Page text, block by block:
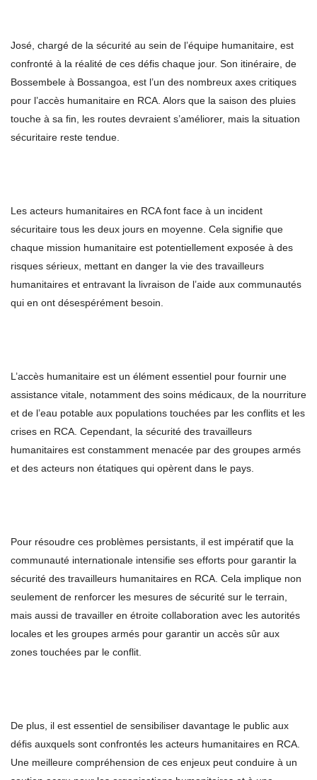
José, chargé de la sécurité au sein de l’équipe humanitaire, est
confronté à la réalité de ces défis chaque jour. Son itinéraire, de
Bossembele à Bossangoa, est l’un des nombreux axes critiques
pour l’accès humanitaire en RCA. Alors que la saison des pluies
touche à sa fin, les routes devraient s’améliorer, mais la situation
sécuritaire reste tendue.
Les acteurs humanitaires en RCA font face à un incident
sécuritaire tous les deux jours en moyenne. Cela signifie que
chaque mission humanitaire est potentiellement exposée à des
risques sérieux, mettant en danger la vie des travailleurs
humanitaires et entravant la livraison de l’aide aux communautés
qui en ont désespérément besoin.
L’accès humanitaire est un élément essentiel pour fournir une
assistance vitale, notamment des soins médicaux, de la nourriture
et de l’eau potable aux populations touchées par les conflits et les
crises en RCA. Cependant, la sécurité des travailleurs
humanitaires est constamment menacée par des groupes armés
et des acteurs non étatiques qui opèrent dans le pays.
Pour résoudre ces problèmes persistants, il est impératif que la
communauté internationale intensifie ses efforts pour garantir la
sécurité des travailleurs humanitaires en RCA. Cela implique non
seulement de renforcer les mesures de sécurité sur le terrain,
mais aussi de travailler en étroite collaboration avec les autorités
locales et les groupes armés pour garantir un accès sûr aux
zones touchées par le conflit.
De plus, il est essentiel de sensibiliser davantage le public aux
défis auxquels sont confrontés les acteurs humanitaires en RCA.
Une meilleure compréhension de ces enjeux peut conduire à un